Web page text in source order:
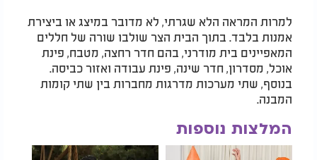
למרות המראה הלא שגרתי, לא מדובר במיצג או ביצירת
אמנות בלבד. בתוך הבית הצר שולבו שורה של חללים
המאפיינים בית מודרני, בהם חדר רחצה, מטבח, פינת
אוכל, מסדרון, חדר שינה, פינת עבודה ואזור כביסה.
בנוסף, שתי מערכות מדרגות מחברות בין שתי קומות
המבנה.
המלצות נוספות